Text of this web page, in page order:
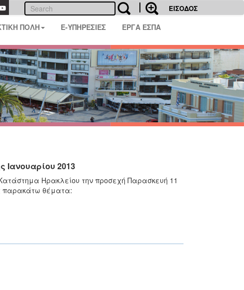
ΕΙΣΟΔΟΣ
ΠΟΛΗ E-ΥΠΗΡΕΣΙΕΣ ΕΡΓΑ ΕΣΠΑ
Ιανουαρίου 2013
Κατάστημα Ηρακλείου την προσεχή Παρασκευή 11
παρακάτω θέματα: